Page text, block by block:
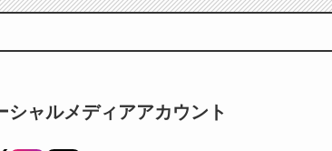
シャルメディアアカウント